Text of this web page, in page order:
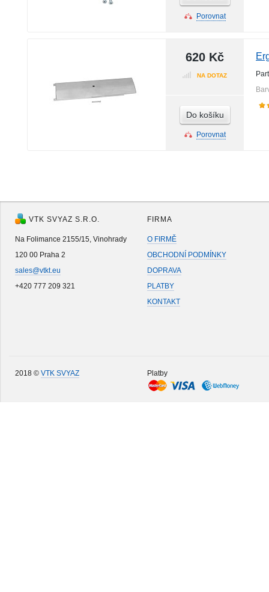
Porovnat
620 Kč
NA DOTAZ
Do košíku
Porovnat
VTK SVYAZ S.R.O.
Na Folimance 2155/15, Vinohrady
120 00 Praha 2
sales@vtkt.eu
+420 777 209 321
FIRMA
O FIRMĚ
OBCHODNÍ PODMÍNKY
DOPRAVA
PLATBY
KONTAKT
2018 © VTK SVYAZ Platby